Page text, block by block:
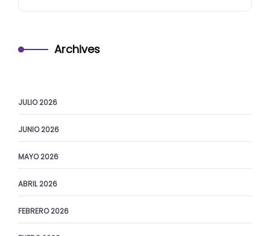
Archives
JULIO 2026
JUNIO 2026
MAYO 2026
ABRIL 2026
FEBRERO 2026